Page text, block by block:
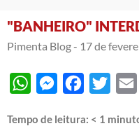
"BANHEIRO"
Pimenta Blog - 17 de
WhatsAppMessengerFacebook
Twitter
Tempo de leitura: < 1